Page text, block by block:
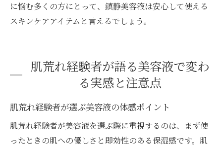
に悩む多くの方にとって、鎮静美容液は安心して使える
スキンケアアイテムと言えるでしょう。
肌荒れ経験者が語る美容液で変わ
る実感と注意点
肌荒れ経験者が選ぶ美容液の体感ポイント
肌荒れ経験者が美容液を選ぶ際に重視するのは、まず使
ったときの肌への優しさと即効性のある保湿感です。肌